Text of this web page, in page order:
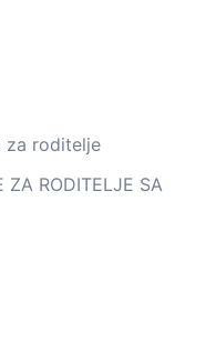
za roditelje
ZA RODITELJE SA